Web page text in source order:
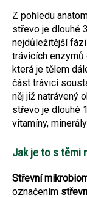
Z pohledu
střevo je dlouhé
nejdůležitější
trávicích enzymů
která je tělem
část trávicí
něj již natrávený
střevo je dlouhé
vitamíny,
Jak je to s těmi
Střevní
označením